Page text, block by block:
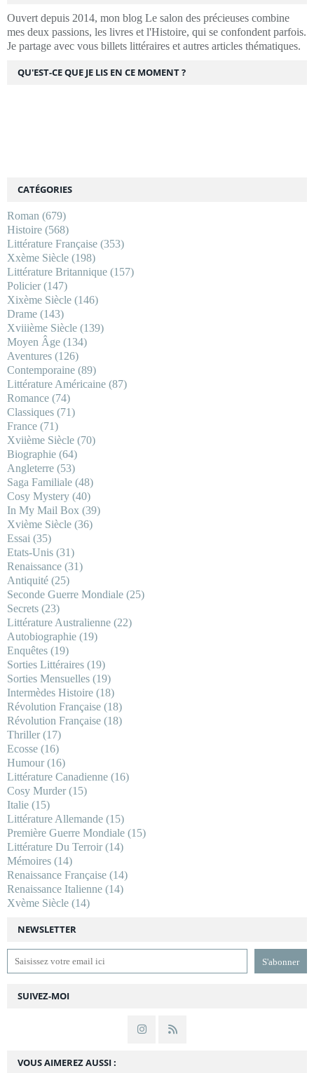
NEWSLETTER
SUIVEZ-MOI
Ouvert depuis 2014, mon blog Le salon des précieuses combine
mes deux passions, les livres et l'Histoire, qui se confondent parfois.
Je partage avec vous billets littéraires et autres articles thématiques.
VOUS AIMEREZ AUSSI :
CATÉGORIES
Roman (679)
Histoire (568)
Littérature Française (353)
Xxème Siècle (198)
Littérature Britannique (157)
Policier(147)
Xixème Siècle (146)
Drame (143)
Xviiième Siècle (139)
Moyen Âge (134)
Aventures (126)
Contemporaine (89)
Littérature Américaine (87)
Romance (74)
Classiques (71)
France (71)
Xviième Siècle (70)
Biographie (64)
Angleterre (53)
Saga Familiale (48)
Cosy Mystery (40)
In My Mail Box (39)
Xvième Siècle (36)
Essai (35)
Etats-Unis (31)
Renaissance (31)
Antiquité (25)
Seconde Guerre Mondiale (25)
Secrets (23)
Littérature Australienne (22)
Autobiographie (19)
Enquêtes (19)
Sorties Littéraires (19)
Sorties Mensuelles (19)
Intermèdes Histoire (18)
Révolution Française (18)
Révolution Française (18)
Thriller(17)
Ecosse (16)
Humour(16)
Littérature Canadienne (16)
Cosy Murder(15)
Italie (15)
Littérature Allemande (15)
Première Guerre Mondiale (15)
Littérature Du Terroir(14)
Mémoires (14)
Renaissance Française (14)
Renaissance Italienne (14)
Xvème Siècle (14)
QU'EST-CE QUE JE LIS EN CE MOMENT ?